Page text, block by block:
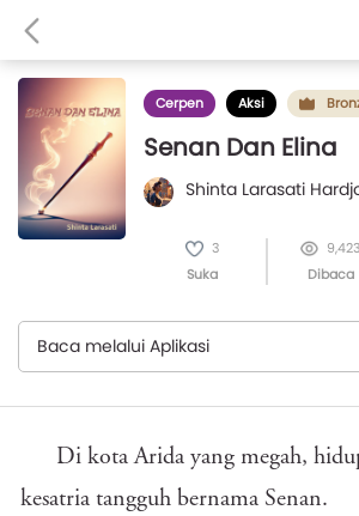
Cerpen Aksi
Senan Dan Elina
Shinta Larasati
3
Suka
9,423
Dibaca
Baca melalui Aplikasi
Di kota Arida yang megah,
kesatria tangguh bernama Senan.